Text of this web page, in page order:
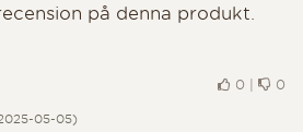
på denna produkt.
0 | 0
05-05)